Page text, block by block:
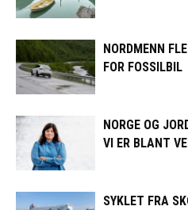
NORDMENN
FOR FOSSILBIL
NORGE OG
VI ER BLANT
SYKLET FRA